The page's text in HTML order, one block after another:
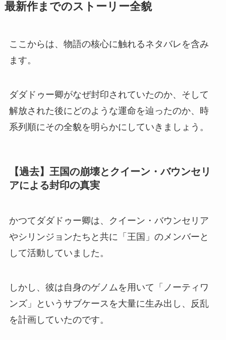
最新作までのストーリー全貌
ここからは、物語の核心に触れるネタバレを含み
ます。
ダダドゥー卿がなぜ封印されていたのか、そして
解放された後にどのような運命を辿ったのか、時
系列順にその全貌を明らかにしていきましょう。
【過去】王国の崩壊とクイーン・バウンセリ
アによる封印の真実
かつてダダドゥー卿は、クイーン・バウンセリア
やシリンジョンたちと共に「王国」のメンバーと
して活動していました。
しかし、彼は自身のゲノムを用いて「ノーティワ
ンズ」というサブケースを大量に生み出し、反乱
を計画していたのです。